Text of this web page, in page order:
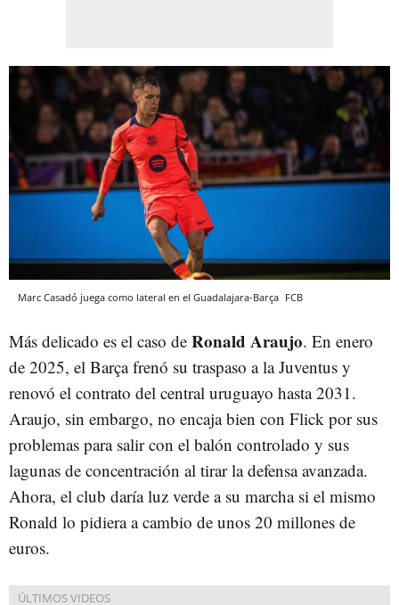
Marc Casadó juega como lateral en el Guadalajara-Barça FCB
Más delicado es el caso de Ronald Araujo. En enero
de 2025, el Barça frenó su traspaso a la Juventus y
renovó el contrato del central uruguayo hasta 2031.
Araujo, sin embargo, no encaja bien con Flick por sus
problemas para salir con el balón controlado y sus
lagunas de concentración al tirar la defensa avanzada.
Ahora, el club daría luz verde a su marcha si el mismo
Ronald lo pidiera a cambio de unos 20 millones de
euros.